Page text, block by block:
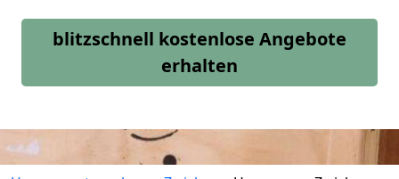
blitzschnell kostenlose Angebote
erhalten